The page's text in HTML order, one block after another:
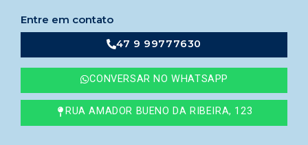
Entre em contato
47 9 99777630
CONVERSAR NO WHATSAPP
RUA AMADOR BUENO DA RIBEIRA, 123